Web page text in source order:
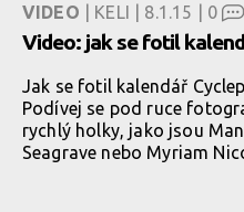
VIDEO | KELI | 8.1.15 | 0
Video: jak se fotil
Jak se fotil kalendář
Podívej se pod ruce
rychlý holky, jako jsou
Seagrave nebo Myriam